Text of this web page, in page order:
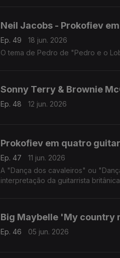
Neil Jacobs - Prokofiev
Ep. 49
18 jun. 2026
O tema de Pedro de "Pedro e o
Sonny Terry & Brownie
Ep. 48 12 jun. 2026
Prokofiev em quatro
Ep. 47
11 jun. 2026
A "Dança dos cavaleiros" ou
interpretação da guitarrista
Big Maybelle 'My country
Ep. 46 05 jun. 2026